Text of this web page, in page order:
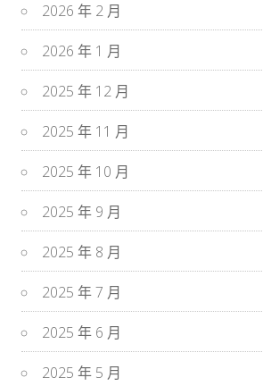
2026 年 2 月
2026 年 1 月
2025 年 12 月
2025 年 11 月
2025 年 10 月
2025 年 9 月
2025 年 8 月
2025 年 7 月
2025 年 6 月
2025 年 5 月